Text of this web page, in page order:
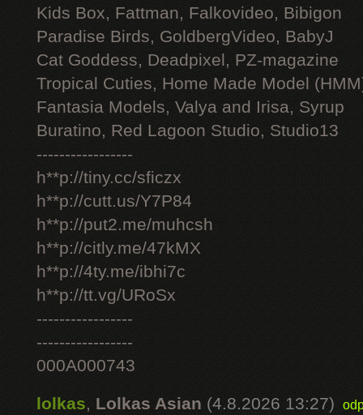
Kids Box, Fattman, Falkovideo, Bibigon
Paradise Birds, GoldbergVideo, BabyJ
Cat Goddess, Deadpixel, PZ-magazine
Tropical Cuties, Home Made Model
Fantasia Models, Valya and Irisa, Syrup
Buratino, Red Lagoon Studio, Studio13
-----------------
h**p://tiny.cc/sficzx
h**p://cutt.us/Y7P84
h**p://put2.me/muhcsh
h**p://citly.me/47kMX
h**p://4ty.me/ibhi7c
h**p://tt.vg/URoSx
-----------------
-----------------
000A000743
lolkas, Lolkas Asian (4.8.2026 13:27)